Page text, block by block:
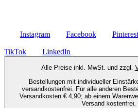
Instagram Facebook Pinterest
TikTok LinkedIn
Alle Preise inkl. MwSt. und zzgl.
Bestellungen mit individueller
versandkostenfrei. Für alle anderen
Versandkosten € 4,90; ab einem
Versand kostenfrei.